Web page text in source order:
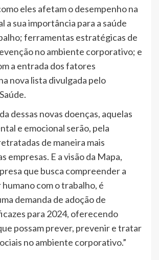
eles afetam o desempenho na
a sua importância para a saúde
ferramentas estratégicas de
no ambiente corporativo; e
a entrada dos fatores
nova lista divulgada pelo
dessas novas doenças, aquelas
e emocional serão, pela
de maneira mais
empresas. E a visão da Mapa,
que busca compreender a
com o trabalho, é
demanda de adoção de
para 2024, oferecendo
possam prever, prevenir e tratar
no ambiente corporativo.”